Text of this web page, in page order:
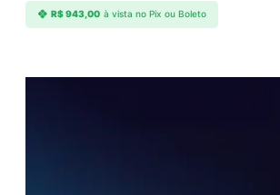
R$943,00 à vista no Pix ou Boleto